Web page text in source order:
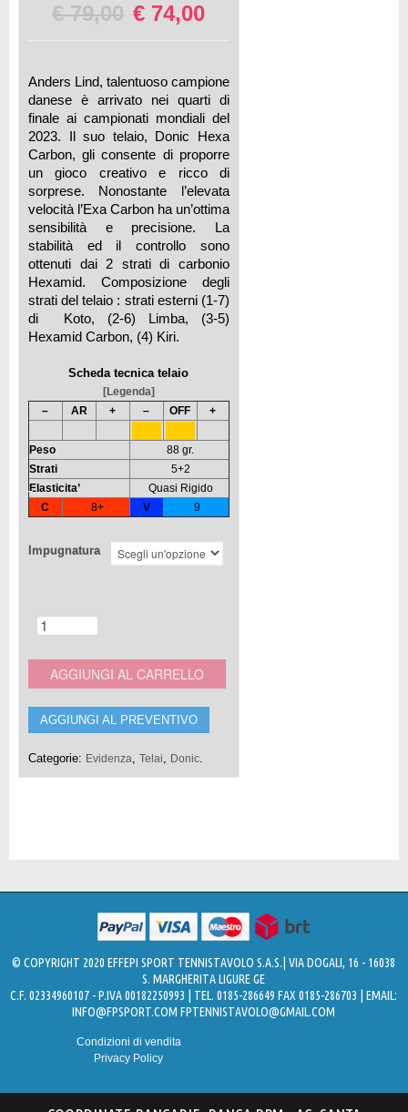
€79,00 € 74,00
Anders Lind, talentuoso campione
danese è arrivato nei quarti di
finale ai campionati mondiali del
2023. Il suo telaio, Donic Hexa
Carbon, gli consente di proporre
un gioco creativo e ricco di
sorprese. Nonostante l’elevata
velocità l’Exa Carbon ha un’ottima
sensibilità e precisione. La
stabilità ed il controllo sono
ottenuti dai 2 strati di carbonio
Hexamid. Composizione degli
strati del telaio : strati esterni (1-7)
di Koto, (2-6) Limba, (3-5)
Hexamid Carbon, (4) Kiri.
Scheda tecnica telaio
[Legenda]
–
AR + – OFF +
Peso
88 gr.
Strati
5+2
Elasticita’
Quasi Rigido
C
8+ V 9
Impugnatura
AGGIUNGI AL CARRELLO
AGGIUNGI AL PREVENTIVO
Categorie: Evidenza, Telai, Donic.
© COPYRIGHT 2020 EFFEPI SPORT TENNISTAVOLO S.A.S.| VIA DOGALI, 16 - 16038
S. MARGHERITA LIGURE GE
C.F. 02334960107 - P.IVA 00182250993 | TEL. 0185-286649 FAX 0185-286703 | EMAIL:
INFO@FPSPORT.COM FPTENNISTAVOLO@GMAIL.COM
Condizioni di vendita
Privacy Policy